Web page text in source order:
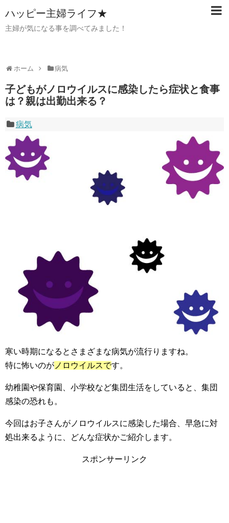
ハッピー主婦ライフ★
主婦が気になる事を調べてみました！
ホーム 病気
子どもがノロウイルスに感染したら症状と食事
は？親は出勤出来る？
病気
寒い時期になるとさまざまな病気が流行りますね。
特に怖いのが ノロウイルスです。
幼稚園や保育園、小学校など集団生活をしていると、集団
感染の恐れも。
今回はお子さんがノロウイルスに感染した場合、早急に対
処出来るように、どんな症状かご紹介します。
スポンサーリンク